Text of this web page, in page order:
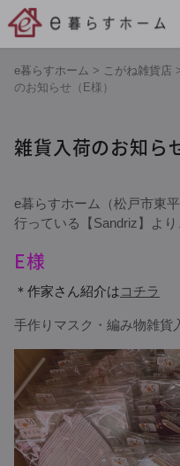
e暮らすホーム > こがね雑貨店
のお知らせ（E様）
雑貨入荷のお知ら
e暮らすホーム（松戸市東
行っている【Sandriz】よ
E様
＊作家さん紹介はコチラ
手作りマスク・編み物雑貨